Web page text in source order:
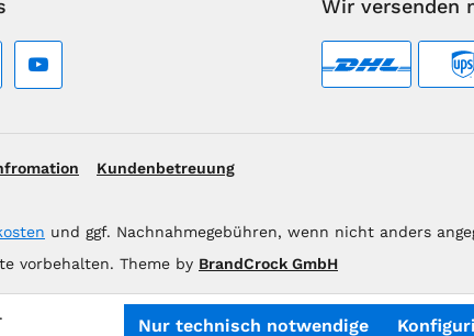
Wir versenden
Kundenbetreuung
und ggf. Nachnahmegebühren, wenn nicht anders
vorbehalten. Theme by BrandCrock GmbH
Nur technisch notwendige